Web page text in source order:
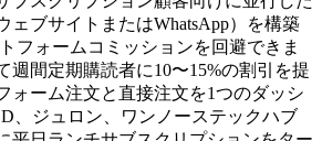
ェブサイトまたはWhatsApp）を構築
フォームコミッションを回避できま
週間定期購読者に10〜15%の割引を提
ォーム注文と直接注文を1つのダッシ
、ジュロン、ワンノーステックハブ